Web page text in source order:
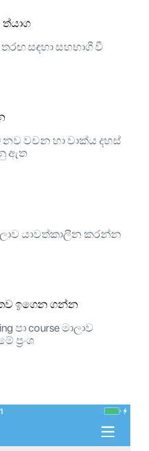
සඳහා සහභාගී වී
නව වචන හා වාක්ය දහස්
ඇත
යාවත්කාලීන කරන්න
ඉගෙන ගන්න
පා course මාලාව
ප්‍රංශ